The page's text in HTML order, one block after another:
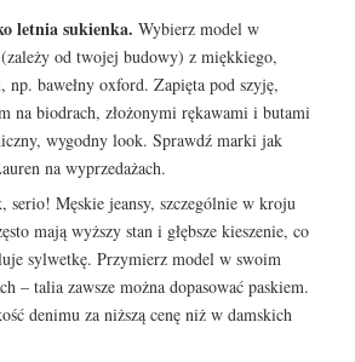
letnia sukienka. Wybierz model w
od twojej budowy) z miękkiego,
np. bawełny oxford. Zapięta pod szyję,
na biodrach, złożonymi rękawami i butami
wygodny look. Sprawdź marki jak
na wyprzedażach.
serio! Męskie jeansy, szczególnie w kroju
mają wyższy stan i głębsze kieszenie, co
sylwetkę. Przymierz model w swoim
– talia zawsze można dopasować paskiem.
denimu za niższą cenę niż w damskich